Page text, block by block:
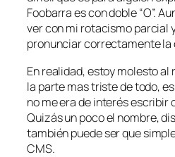
Foobarra es con doble “O”.
ver con mi rotacismo parcial
pronunciar correctamente la
En realidad, estoy molesto
la parte mas triste de todo,
no me era de interés escribir
Quizás un poco el nombre,
también puede ser que
CMS.